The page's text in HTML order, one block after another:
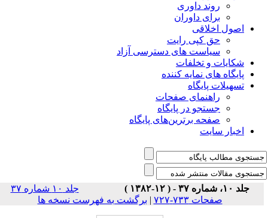
روند داوری
برای داوران
اصول اخلاقی
حق کپی رایت
سیاست های دسترسی آزاد
شکایات و تخلفات
پایگاه های نمایه کننده
تسهیلات پایگاه
راهنمای صفحات
جستجو در پایگاه
صفحه برترین‌های پایگاه
اخبار سایت
جلد ۱۰، شماره ۳۷ - ( ۱۲-۱۳۸۲ )
جلد ۱۰ شماره ۳۷
صفحات ۷۳۳-۷۲۷
|برگشت به فهرست نسخه ها